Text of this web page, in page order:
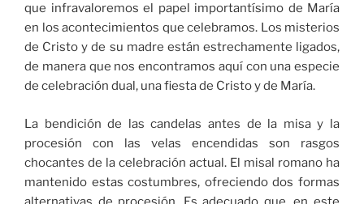
que infravaloremos el papel importantísimo de María
en los acontecimientos que celebramos. Los misterios
de Cristo y de su madre están estrechamente ligados,
de manera que nos encontramos aquí con una especie
de celebración dual, una fiesta de Cristo y de María.
La bendición de las candelas antes de la misa y la
procesión con las velas encendidas son rasgos
chocantes de la celebración actual. El misal romano ha
mantenido estas costumbres, ofreciendo dos formas